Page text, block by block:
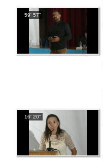
59' 57''
16' 20''